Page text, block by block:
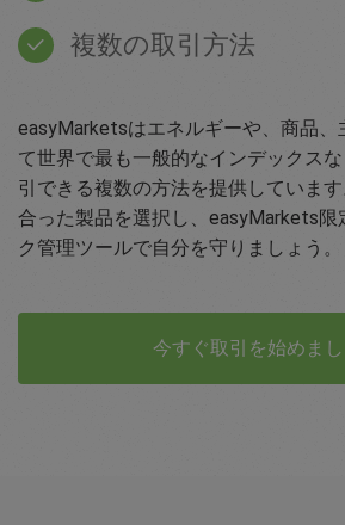
複数の取引方法
easyMarketsはエネルギーや、商品、
て世界で最も一般的なインデックス
引できる複数の方法を提供していま
合った製品を選択し、easyMarkets限
ク管理ツールで自分を守りましょう。
今すぐ取引を始めまし